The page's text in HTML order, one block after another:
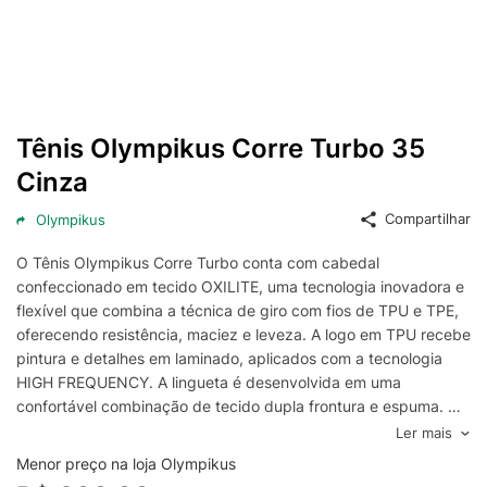
Tênis Olympikus Corre Turbo 35
Cinza
Olympikus Compartilhar
O Tênis Olympikus Corre Turbo conta com cabedal
confeccionado em tecido OXILITE, uma tecnologia inovadora e
flexível que combina a técnica de giro com fios de TPU e TPE,
oferecendo resistência, maciez e leveza. A logo em TPU recebe
pintura e detalhes em laminado, aplicados com a tecnologia
HIGH FREQUENCY. A lingueta é desenvolvida em uma
confortável combinação de tecido dupla frontura e espuma. O
atacador serrilhado foi projetado para garantir mais eficácia na
amarração, assegurando um ajuste preciso e seguro. O forro é
feito de tecido poliéster com espuma, proporcionando maior
Ler mais
Menor preço na loja Olympikus